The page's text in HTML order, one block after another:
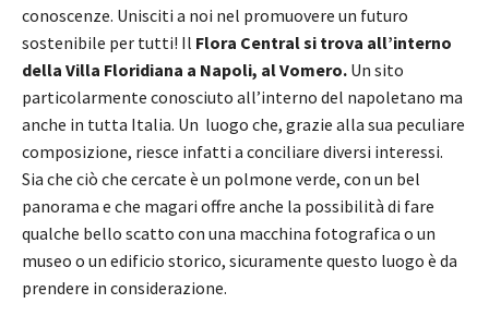
conoscenze. Unisciti a noi nel promuovere un futuro
sostenibile per tutti! Il Flora Central si trova all’interno
della Villa Floridiana a Napoli, al Vomero. Un sito
particolarmente conosciuto all’interno del napoletano ma
anche in tutta Italia. Un luogo che, grazie alla sua peculiare
composizione, riesce infatti a conciliare diversi interessi.
Sia che ciò che cercate è un polmone verde, con un bel
panorama e che magari offre anche la possibilità di fare
qualche bello scatto con una macchina fotografica o un
museo o un edificio storico, sicuramente questo luogo è da
prendere in considerazione.